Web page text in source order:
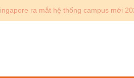
Lộ trình Bác sĩ 4+4 KPU – SGU